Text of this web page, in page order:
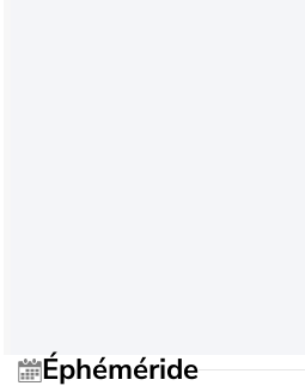
Éphéméride